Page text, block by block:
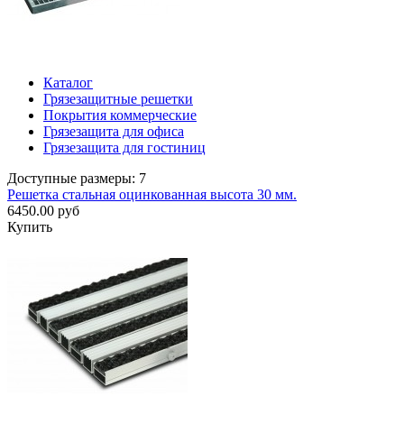
Каталог
Грязезащитные решетки
Покрытия коммерческие
Грязезащита для офиса
Грязезащита для гостиниц
Доступные размеры: 7
Решетка стальная оцинкованная высота 30 мм.
6450.00 руб
Купить